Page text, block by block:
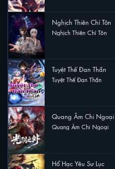
Nghịch Thiên Chí Tôn
Nghịch Thiên Chí Tôn
Tuyệt Thế Đan Thần
Tuyệt Thế Đan Thần
Quang Âm Chi Ngoại
Quang Âm Chi Ngoại
Hổ Hạc Yêu Sư Lục